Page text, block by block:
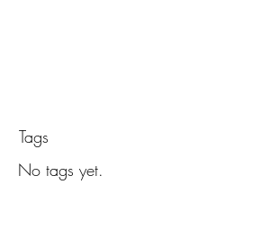
Tags
No tags yet.